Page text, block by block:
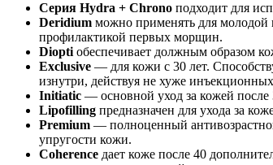
Серия Hydra + Chrono подходит для
Deridium можно применять для молодой
профилактикой первых морщин.
Dioptiобеспечивает должным образом
Exclusive — для кожи с 30 лет.
изнутри, действуя не хуже
Initiatic — основной уход за кожей после
Lipofilling предназначен для ухода за
Premium — полноценный
упругости кожи.
Coherence дает коже после 40